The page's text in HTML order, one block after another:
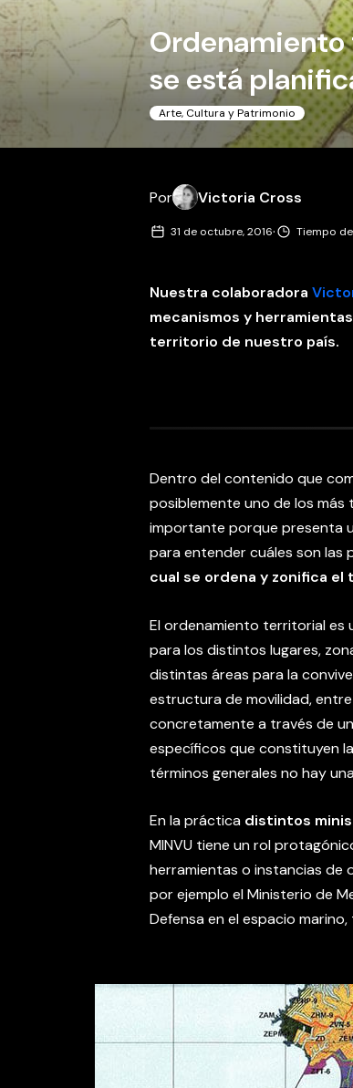
se está
Arte, Cultura y Patrimonio
Por Victoria Cross
31 de octubre, 2016· Tiempo
Nuestra colaboradora
mecanismos y
territorio de nuestro país.
Dentro del contenido que
posiblemente uno de los
importante porque presenta
para entender cuáles son las
cual se ordena y zonifica
El ordenamiento territorial es
para los distintos lugares,
distintas áreas para la
estructura de movilidad,
concretamente a través de
específicos que constituyen
términos generales no hay
En la práctica distintos
MINVU tiene un rol
herramientas o instancias
por ejemplo el Ministerio de
Defensa en el espacio